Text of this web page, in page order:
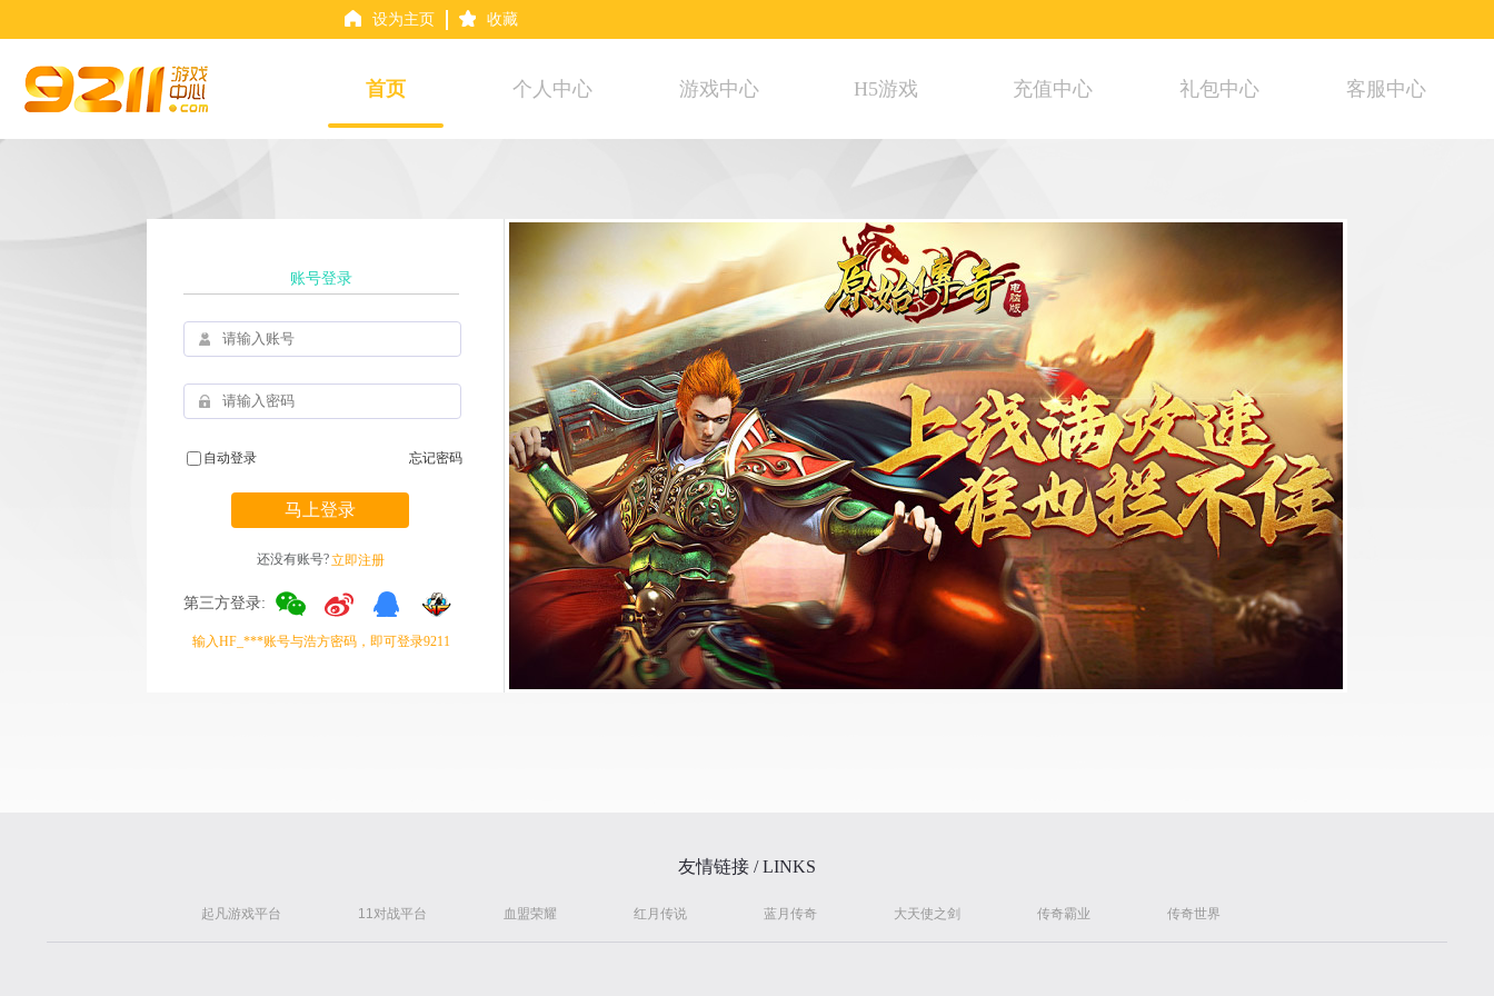
设为主页 收藏
首页 个人中心 游戏中心 H5游戏 充值中心 礼包中心 客服中心
账号登录
自动登录 忘记密码
马上登录
还没有账号?立即注册
第三方登录:
输入HF_***账号与浩方密码，即可登录9211
友情链接 / LINKS
起凡游戏平台 11对战平台 血盟荣耀 红月传说 蓝月传奇 大天使之剑 传奇霸业 传奇世界